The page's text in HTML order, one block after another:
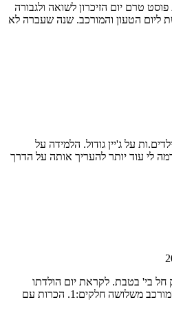
טרם יום הזיכרון לשואה ולגבורה
ליום הטעון והמורכב. שנה שעברה לא
על ג'יין גודול. הלמידה על
לי עוד יותר להעריך אותה על הדרך
חל בי' בטבת. לקראת יום הולדתו
בחרתי להכין לתלמידים שיעור המורכב משלושה חלקים:1. הכרות עם